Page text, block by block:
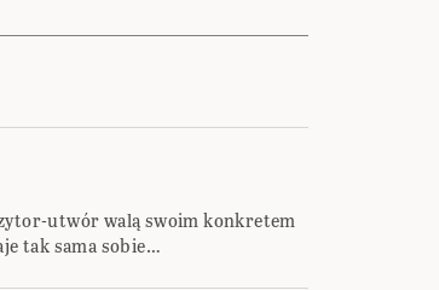
utwór walą swoim konkretem
tak sama sobie…